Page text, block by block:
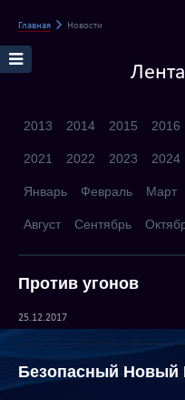
Главная Новости
2013 2014 2015 2016
2021 2022 2023 2024
Январь Февраль Март
Август Сентябрь
Против угонов
25.12.2017
Безопасный Новый